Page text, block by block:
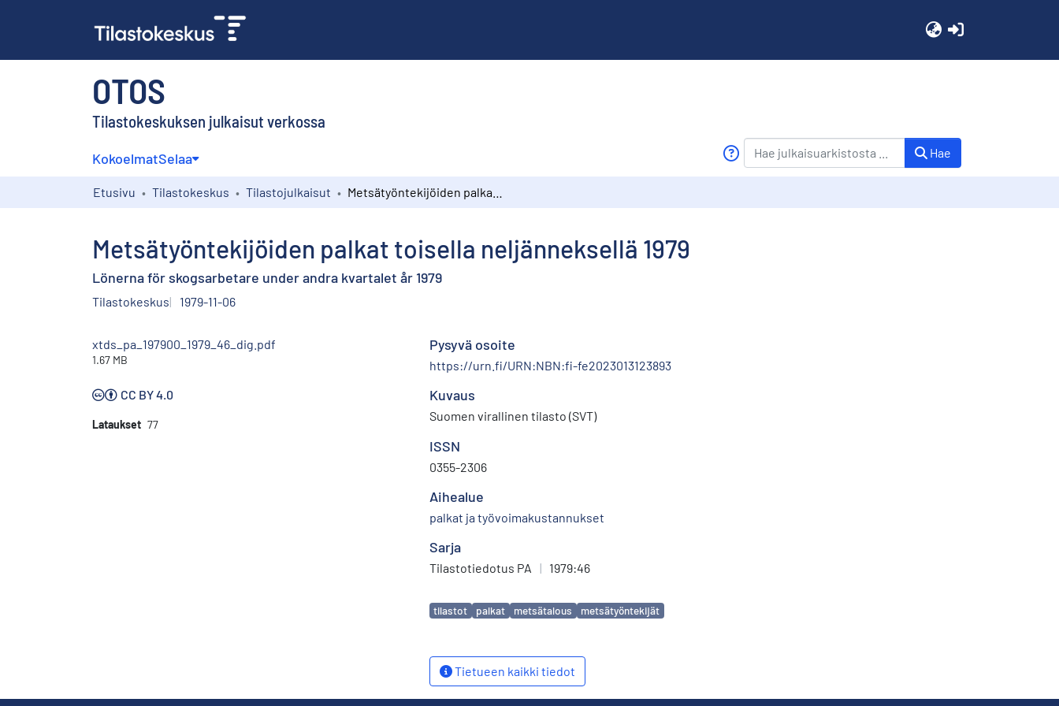
OTOS
Tilastokeskuksen julkaisut verkossa
KokoelmatSelaa Hae
Etusivu Tilastokeskus Tilastojulkaisut
Metsätyöntekijöiden palkat toisella neljänneksellä 1979
Lönerna för skogsarbetare under andra kvartalet år 1979
Tilastokeskus 1979-11-06
xtds_pa_197900_1979_46_dig.pdf
1.67 MB
CC BY 4.0
Lataukset 77
Pysyvä osoite
https://urn.fi/URN:NBN:fi-fe2023013123893
Kuvaus
Suomen virallinen tilasto (SVT)
ISSN
0355-2306
Aihealue
palkat ja työvoimakustannukset
Sarja
Tilastotiedotus PA | 1979:46
Avainsanat
tilastot palkat metsätalous metsätyöntekijät
Tietueen kaikki tiedot